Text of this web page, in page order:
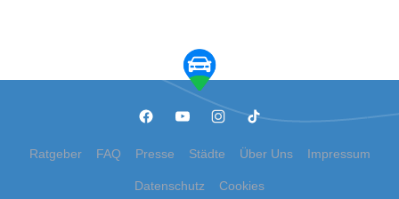
Ratgeber FAQ Presse Städte Über Uns Impressum
Datenschutz Cookies